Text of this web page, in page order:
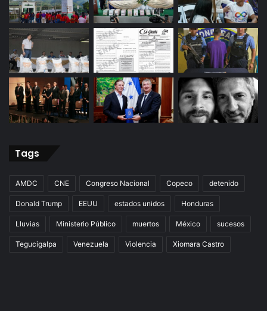
Tags
AMDC CNE Congreso Nacional Copeco detenido
Donald Trump EEUU estados unidos Honduras
Lluvias Ministerio Público muertos México sucesos
Tegucigalpa Venezuela Violencia Xiomara Castro